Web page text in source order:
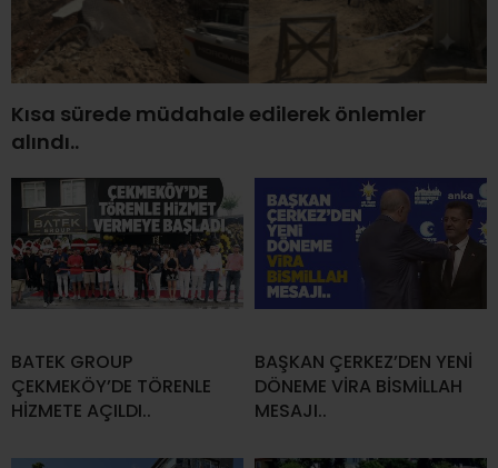
Kısa sürede müdahale edilerek önlemler
alındı..
BATEK GROUP
ÇEKMEKÖY’DE TÖRENLE
HİZMETE AÇILDI..
BAŞKAN ÇERKEZ’DEN YENİ
DÖNEME VİRA BİSMİLLAH
MESAJI..